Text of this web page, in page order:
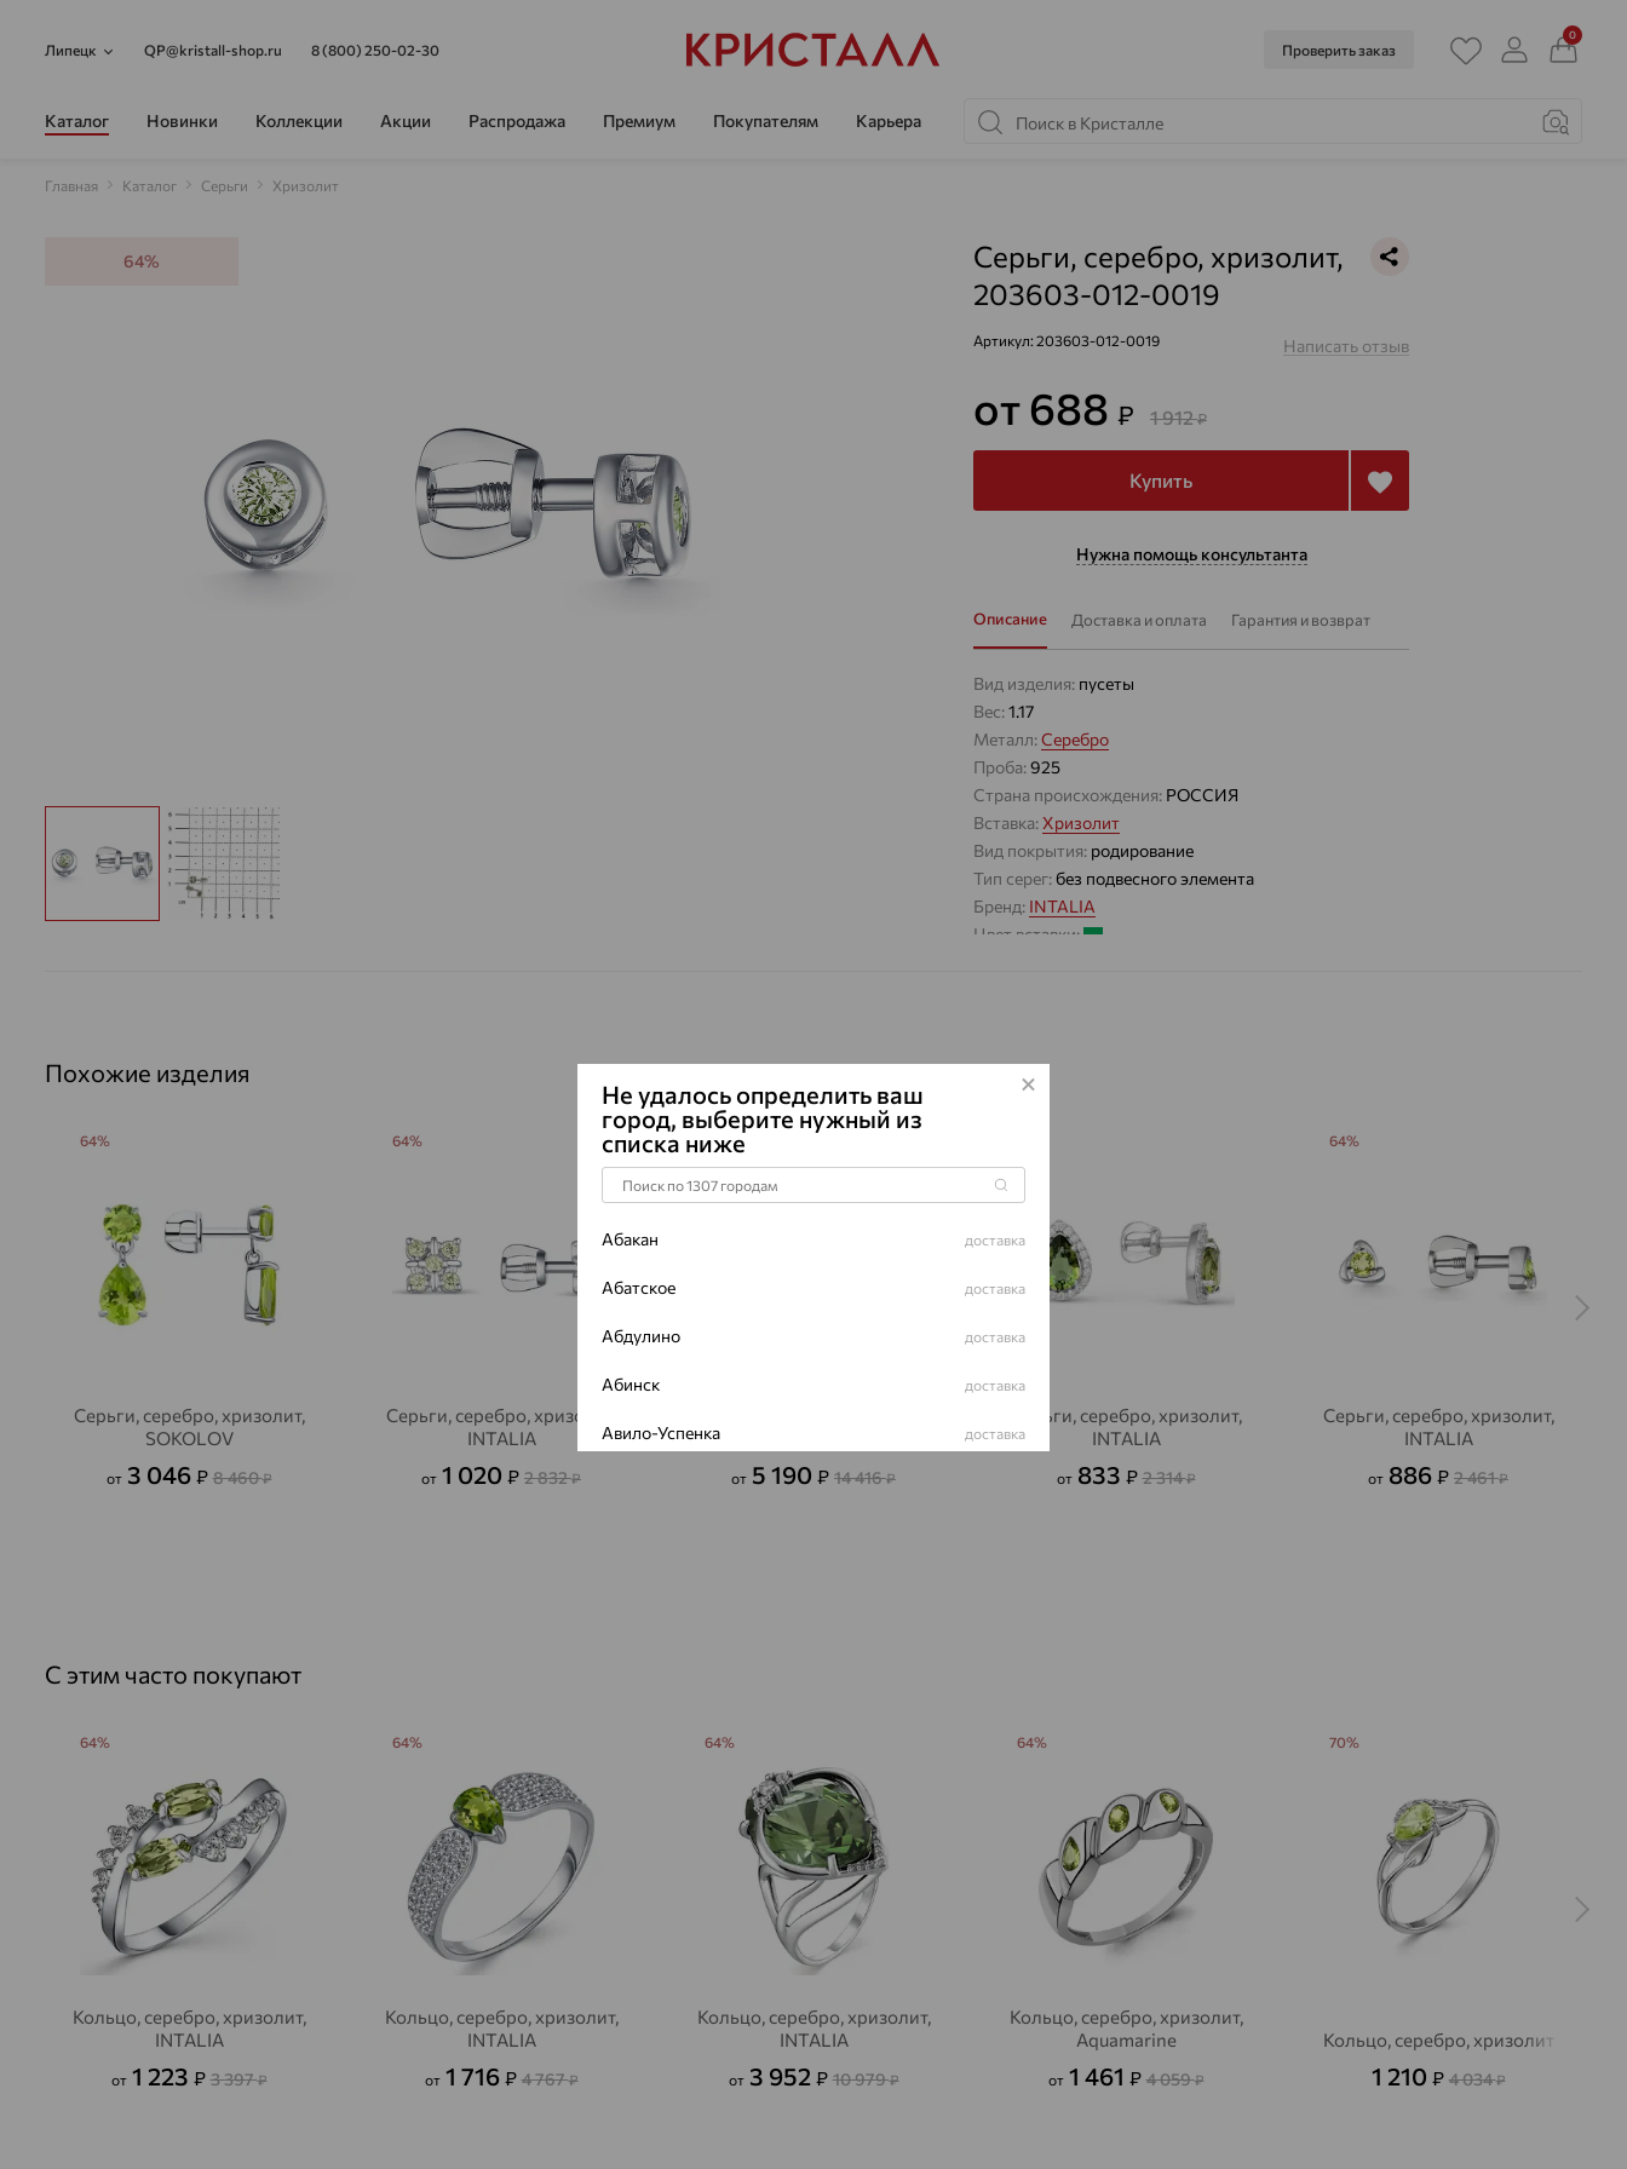
Липецк QP@kristall-shop.ru 8 (800) 250-02-30 Проверить заказ
0
Каталог Новинки Коллекции Акции Распродажа Премиум Покупателям Карьера
Главная Каталог Серьги Хризолит
64%
Серьги, серебро, хризолит,
203603-012-0019
Артикул: 203603-012-0019 Написать отзыв
от 688 ₽ 1 912₽
Купить
Нужна помощь консультанта
Описание Доставка и оплата Гарантия и возврат
Вид изделия: пусеты
Вес:1.17
Металл:Серебро
Проба:925
Страна происхождения: РОССИЯ
Вставка:Хризолит
Вид покрытия: родирование
Тип серег:без подвесного элемента
Бренд: INTALIA
Цвет вставки:
ПРОИСХОЖДЕНИЕ
Похожие изделия
Серьги, серебро, хризолит,
SOKOLOV
от 3 046 ₽ 8 460₽
64%
Серьги, серебро, хризолит,
INTALIA
от 1 020 ₽ 2 832₽
64%
от 5 190 ₽ 14 416₽
64%
Серьги, серебро, хризолит,
INTALIA
от 833 ₽ 2 314₽
Серьги, серебро, хризолит,
INTALIA
от 886 ₽ 2 461₽
64%
С этим часто покупают
Кольцо, серебро, хризолит,
INTALIA
от 1 223 ₽ 3 397₽
64%
Кольцо, серебро, хризолит,
INTALIA
от 1 716 ₽ 4 767₽
64%
Кольцо, серебро, хризолит,
INTALIA
от 3 952 ₽ 10 979₽
64%
Кольцо, серебро, хризолит,
Aquamarine
от 1 461 ₽ 4 059₽
64%
Кольцо, серебро, хризолит
1 210 ₽ 4 034₽
70%
Не удалось определить ваш
город, выберите нужный из
списка ниже
Абакан доставка
Абатское доставка
Абдулино доставка
Абинск доставка
Авило-Успенка доставка
Алагир доставка